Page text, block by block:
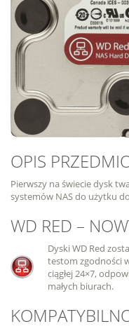
OPIS
Pierwszy na świecie dysk
systemów NAS do użytku
WD RED –
Dyski WD Red
testom zgodności
ciągłej 24×7,
małych biurach.